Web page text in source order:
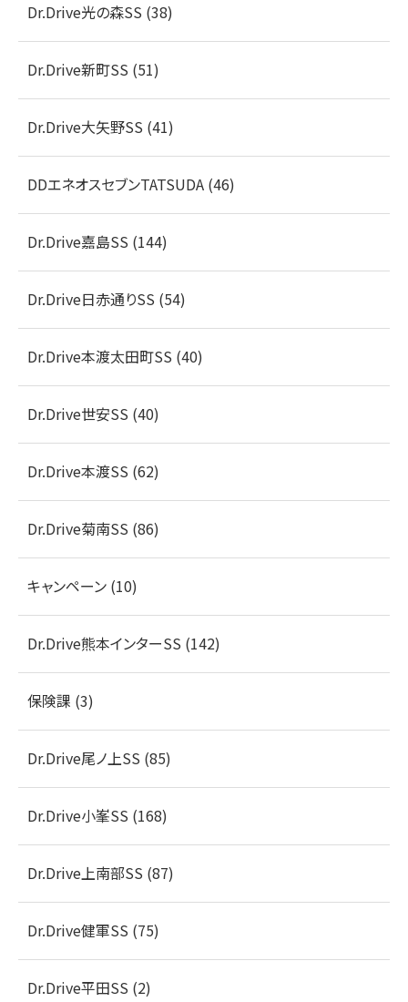
Dr.Drive光の森SS (38)
Dr.Drive新町SS (51)
Dr.Drive大矢野SS (41)
DDエネオスセブンTATSUDA (46)
Dr.Drive嘉島SS (144)
Dr.Drive日赤通りSS (54)
Dr.Drive本渡太田町SS (40)
Dr.Drive世安SS (40)
Dr.Drive本渡SS (62)
Dr.Drive菊南SS (86)
キャンペーン (10)
Dr.Drive熊本インターSS (142)
保険課 (3)
Dr.Drive尾ノ上SS (85)
Dr.Drive小峯SS (168)
Dr.Drive上南部SS (87)
Dr.Drive健軍SS (75)
Dr.Drive平田SS (2)